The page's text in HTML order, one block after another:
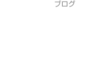
ブログ